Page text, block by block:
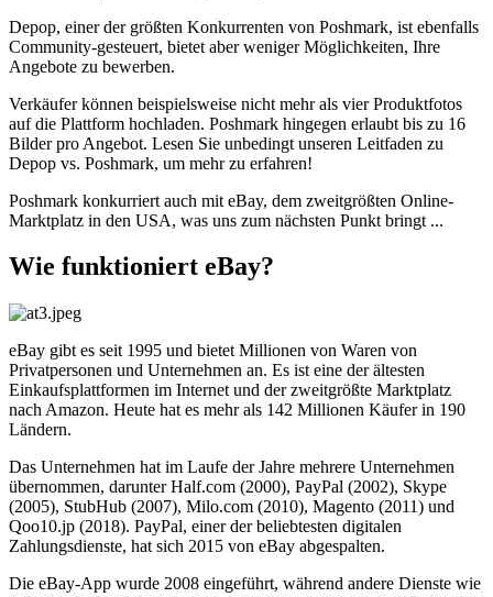
Depop, einer der größten Konkurrenten von Poshmark, ist ebenfalls
Community-gesteuert, bietet aber weniger Möglichkeiten, Ihre
Angebote zu bewerben.
Verkäufer können beispielsweise nicht mehr als vier Produktfotos
auf die Plattform hochladen. Poshmark hingegen erlaubt bis zu 16
Bilder pro Angebot. Lesen Sie unbedingt unseren Leitfaden zu
Depop vs. Poshmark, um mehr zu erfahren!
Poshmark konkurriert auch mit eBay, dem zweitgrößten Online-
Marktplatz in den USA, was uns zum nächsten Punkt bringt ...
Wie funktioniert eBay?
eBay gibt es seit 1995 und bietet Millionen von Waren von
Privatpersonen und Unternehmen an. Es ist eine der ältesten
Einkaufsplattformen im Internet und der zweitgrößte Marktplatz
nach Amazon. Heute hat es mehr als 142 Millionen Käufer in 190
Ländern.
Das Unternehmen hat im Laufe der Jahre mehrere Unternehmen
übernommen, darunter Half.com (2000), PayPal (2002), Skype
(2005), StubHub (2007), Milo.com (2010), Magento (2011) und
Qoo10.jp (2018). PayPal, einer der beliebtesten digitalen
Zahlungsdienste, hat sich 2015 von eBay abgespalten.
Die eBay-App wurde 2008 eingeführt, während andere Dienste wie